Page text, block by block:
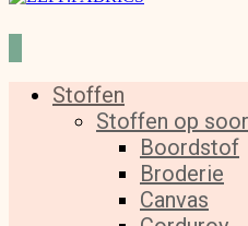
Stoffen
Stoffen op
Boordstof
Broderie
Canvas